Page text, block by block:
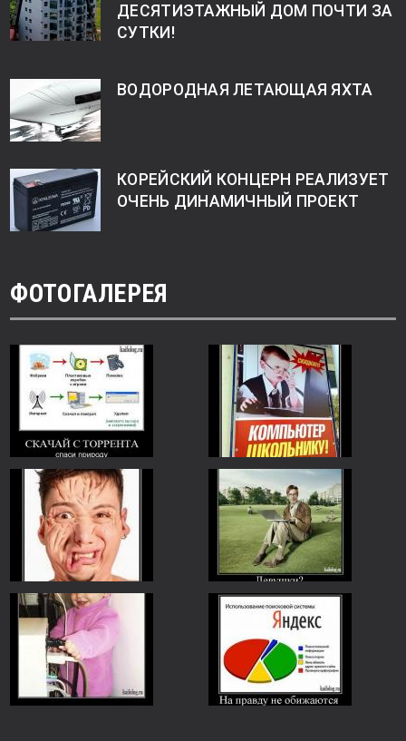
ДЕСЯТИЭТАЖНЫЙ ДОМ ПОЧТИ ЗА
СУТКИ!
ВОДОРОДНАЯ ЛЕТАЮЩАЯ ЯХТА
КОРЕЙСКИЙ КОНЦЕРН РЕАЛИЗУЕТ
ОЧЕНЬ ДИНАМИЧНЫЙ ПРОЕКТ
ФОТОГАЛЕРЕЯ